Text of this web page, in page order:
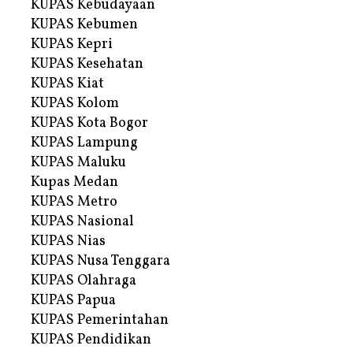
KUPAS Kebudayaan
KUPAS Kebumen
KUPAS Kepri
KUPAS Kesehatan
KUPAS Kiat
KUPAS Kolom
KUPAS Kota Bogor
KUPAS Lampung
KUPAS Maluku
Kupas Medan
KUPAS Metro
KUPAS Nasional
KUPAS Nias
KUPAS Nusa Tenggara
KUPAS Olahraga
KUPAS Papua
KUPAS Pemerintahan
KUPAS Pendidikan